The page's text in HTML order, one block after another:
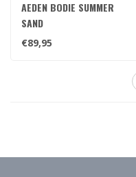
AEDEN BODIE SUMMER
SAND
€89,95